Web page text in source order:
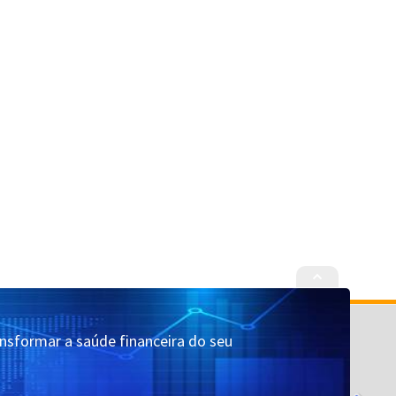
Cadastrar Quem Somos
a saúde financeira do seu